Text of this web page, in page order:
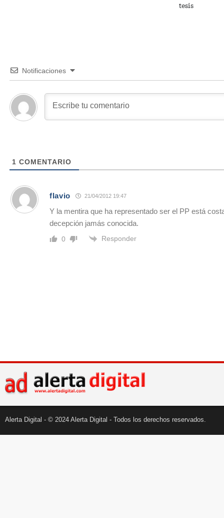
tesis
Notificaciones
1 COMENTARIO
flavio 21/04/2012 19:47
Y la mentira que ha representado ser el PP está
decepción jamás conocida.
0 Responder
Alerta Digital - © 2024 Alerta Digital - Todos los derechos reservados.